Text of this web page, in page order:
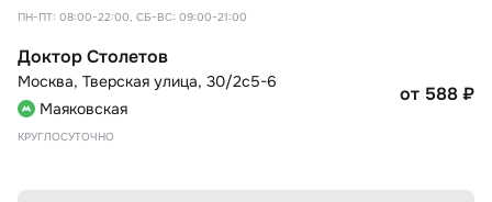
ПН-ПТ: 08:00-22:00, СБ-ВС: 09:00-21:00
Доктор Столетов
Москва, Тверская улица, 30/2с5-6
Маяковская
КРУГЛОСУТОЧНО
от 588₽